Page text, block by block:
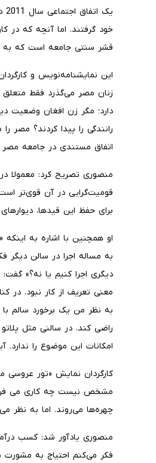
خود گرفتند. اما آنچه که در
قشر سنتی جامعه است که به
این نمایشنامه‌نویس و
زنان مصر می‌گذرد فقط
دارد؛ مگر زن افغان وضعیت
رانندگی را پیدا کردند؟ مصر
اتفاق مستندی در جامعه مصر
منصوری تصریح کرد: معمولا
قومیت‌گرایی در آن قوی‌تر
برای حفظ این قیدها،
به مساله اجرا در سالن دیگر
دیگری اجرا کنیم یا نه؟» گفت:
معنی تعریف از کار نبود. در
به نظر من یک برخورد سالم
امکانات این موضوع را
کارگردان نمایش «تور عروسی
مشخص نیست چه کاری می
چهره‌ها می‌روند. اما به نظر
منصوری یادآور شد: کسب
فکر می‌کنم احتیاج به مشورت